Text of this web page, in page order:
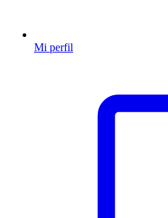
Mi perfil